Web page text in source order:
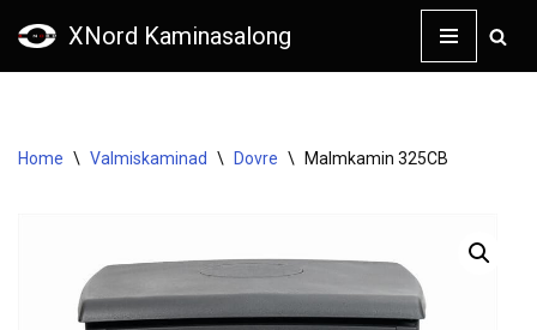
XNord Kaminasalong
Home \ Valmiskaminad \ Dovre \ Malmkamin 325CB